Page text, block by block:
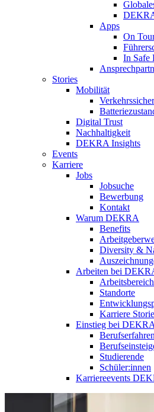
Apps
On
In Safe
Stories
Mobilität
Digital Trust
Nachhaltigkeit
DEKRA Insights
Events
Karriere
Jobs
Jobsuche
Bewerbung
Kontakt
Warum DEKRA
Benefits
Diversity &
Arbeiten bei
Standorte
Karriere
Einstieg bei DEKRA
Studierende
Schüler:innen
Karriereevents